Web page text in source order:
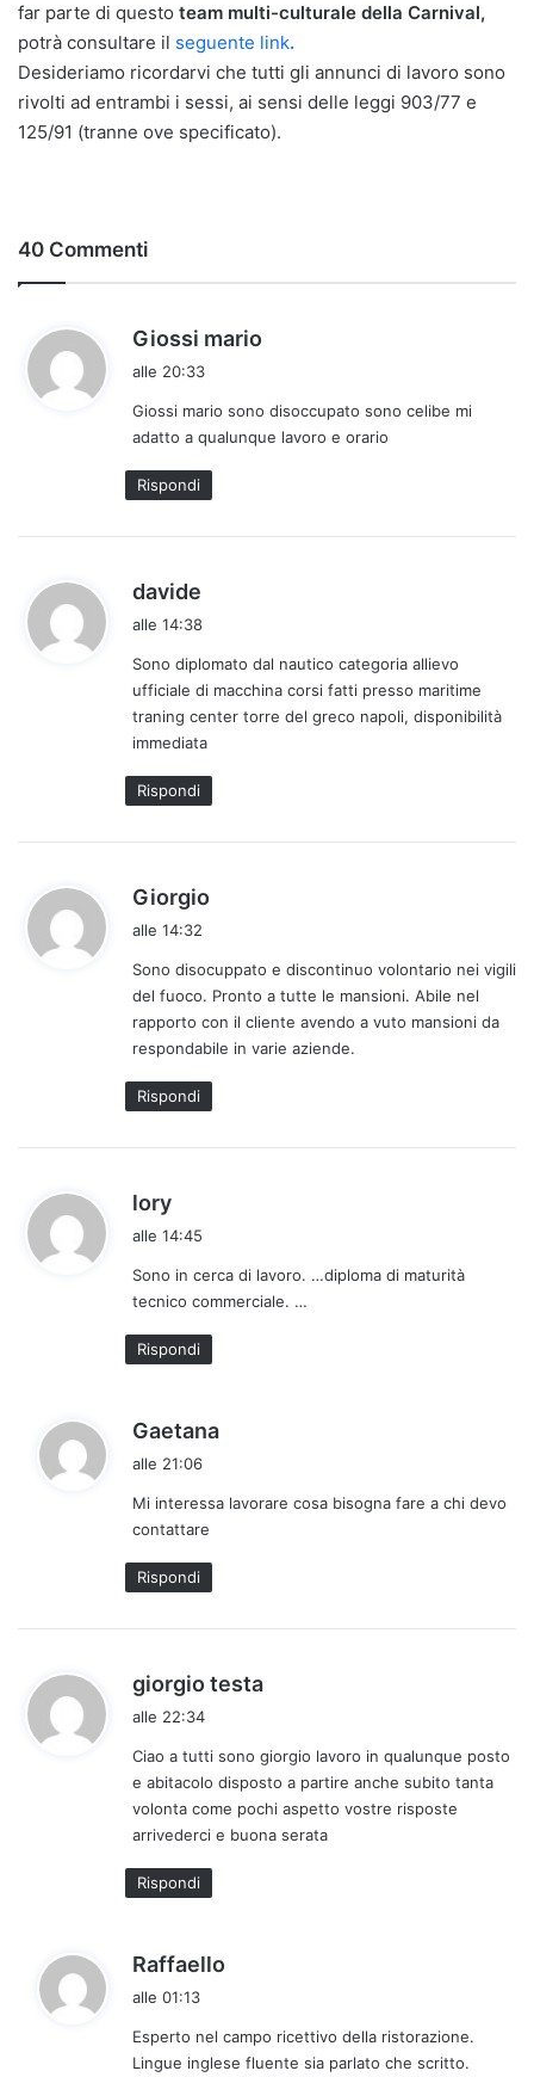
far parte di questo team multi-culturale della Carnival,
potrà consultare il seguente link.
Desideriamo ricordarvi che tutti gli annunci di lavoro sono
rivolti ad entrambi i sessi, ai sensi delle leggi 903/77 e
125/91 (tranne ove specificato).
40 Commenti
Giossi mario
e
t
alle 20:33
Giossi mario sono disoccupato sono celibe mi
adatto a qualunque lavoro e orario
Rispondi
davide
e
t
t
o
:
alle 14:38
Sono diplomato dal nautico categoria allievo
ufficiale di macchina corsi fatti presso maritime
traning center torre del greco napoli, disponibilità
immediata
Rispondi
Giorgio
e
t
t
o
:
alle 14:32
Sono disocuppato e discontinuo volontario nei vigili
del fuoco. Pronto a tutte le mansioni. Abile nel
rapporto con il cliente avendo a vuto mansioni da
respondabile in varie aziende.
Rispondi
lory
e
t
t
o
alle 14:45
Sono in cerca di lavoro. …diploma di maturità
tecnico commerciale. …
Rispondi
Gaetana
e
alle 21:06
Mi interessa lavorare cosa bisogna fare a chi devo
contattare
Rispondi
giorgio testa
e
t
t
o
alle 22:34
Ciao a tutti sono giorgio lavoro in qualunque posto
e abitacolo disposto a partire anche subito tanta
volonta come pochi aspetto vostre risposte
arrivederci e buona serata
Rispondi
Raffaello
e
t
alle 01:13
Esperto nel campo ricettivo della ristorazione.
Lingue inglese fluente sia parlato che scritto.